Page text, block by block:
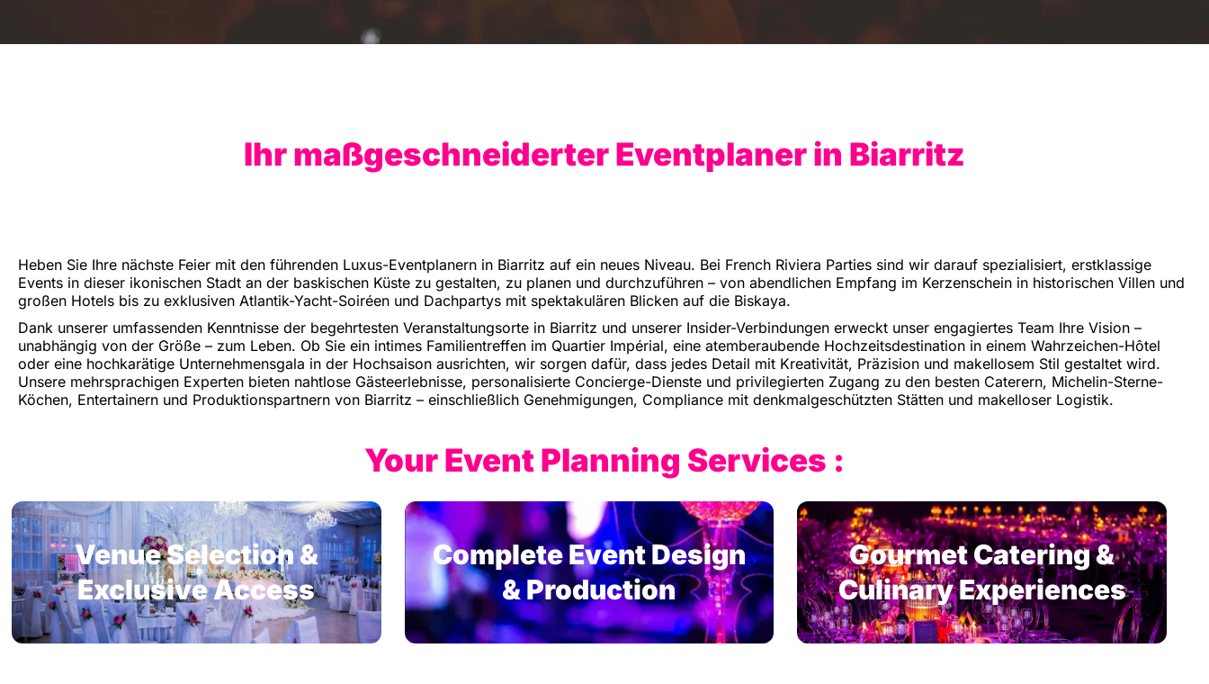
Ihr maßgeschneiderter Eventplaner in Biarritz
Heben Sie Ihre nächste Feier mit den führenden Luxus-Eventplanern in Biarritz auf ein neues Niveau. Bei French Riviera Parties sind wir darauf spezialisiert, erstklassige
Events in dieser ikonischen Stadt an der baskischen Küste zu gestalten, zu planen und durchzuführen – von abendlichen Empfang im Kerzenschein in historischen Villen und
großen Hotels bis zu exklusiven Atlantik-Yacht-Soiréen und Dachpartys mit spektakulären Blicken auf die Biskaya.
Dank unserer umfassenden Kenntnisse der begehrtesten Veranstaltungsorte in Biarritz und unserer Insider-Verbindungen erweckt unser engagiertes Team Ihre Vision –
unabhängig von der Größe – zum Leben. Ob Sie ein intimes Familientreffen im Quartier Impérial, eine atemberaubende Hochzeitsdestination in einem Wahrzeichen-Hôtel
oder eine hochkarätige Unternehmensgala in der Hochsaison ausrichten, wir sorgen dafür, dass jedes Detail mit Kreativität, Präzision und makellosem Stil gestaltet wird.
Unsere mehrsprachigen Experten bieten nahtlose Gästeerlebnisse, personalisierte Concierge-Dienste und privilegierten Zugang zu den besten Caterern, Michelin-Sterne-
Köchen, Entertainern und Produktionspartnern von Biarritz – einschließlich Genehmigungen, Compliance mit denkmalgeschützten Stätten und makelloser Logistik.
Your Event Planning Services :
Venue Selection &
Exclusive Access
Complete Event Design
& Production
Gourmet Catering &
Culinary Experiences